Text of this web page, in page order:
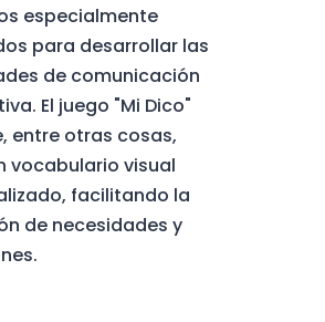
especialmente
para desarrollar las
de comunicación
El juego "Mi Dico"
entre otras cosas,
vocabulario visual
facilitando la
de necesidades y